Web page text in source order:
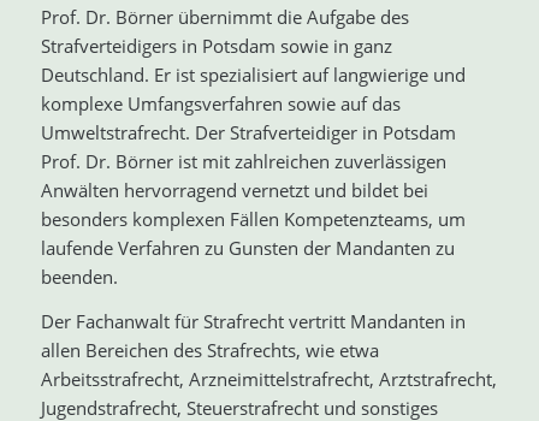
Prof. Dr. Börner übernimmt die Aufgabe des
Strafverteidigers in Potsdam sowie in ganz
Deutschland. Er ist spezialisiert auf langwierige und
komplexe Umfangsverfahren sowie auf das
Umweltstrafrecht. Der Strafverteidiger in Potsdam
Prof. Dr. Börner ist mit zahlreichen zuverlässigen
Anwälten hervorragend vernetzt und bildet bei
besonders komplexen Fällen Kompetenzteams, um
laufende Verfahren zu Gunsten der Mandanten zu
beenden.
Der Fachanwalt für Strafrecht vertritt Mandanten in
allen Bereichen des Strafrechts, wie etwa
Arbeitsstrafrecht, Arzneimittelstrafrecht, Arztstrafrecht,
Jugendstrafrecht, Steuerstrafrecht und sonstiges